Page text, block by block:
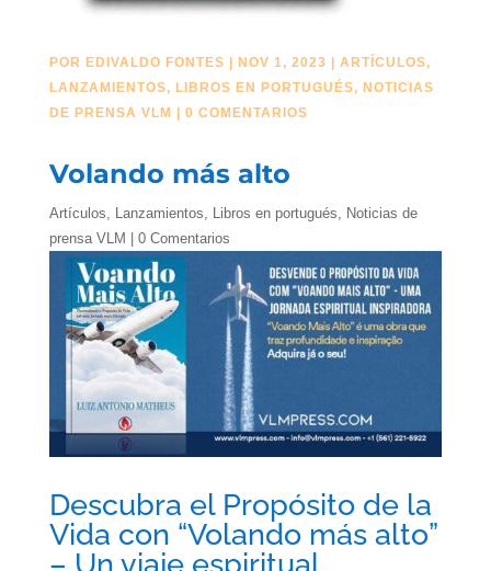
POR EDIVALDO FONTES NOV 1, 2023 ARTÍCULOS,
LANZAMIENTOS, LIBROS EN PORTUGUÉS, NOTICIAS
DE PRENSA VLM
0 COMENTARIOS
Volando más alto
Artículos, Lanzamientos, Libros en portugués, Noticias de
prensa VLM
0 Comentarios
Descubra el Propósito de la
Vida con “Volando más alto”
– Un viaje espiritual